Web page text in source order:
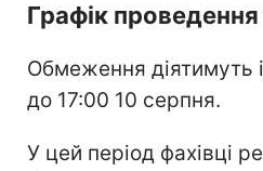
Графік проведення
Обмеження діятимуть
до 17:00 10 серпня.
У цей період фахівці